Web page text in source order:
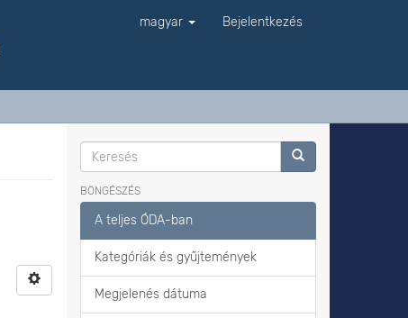
magyar Bejelentkezés
BÖNGÉSZÉS
A teljes ÓDA-ban
Kategóriák és gyűjtemények
Megjelenés dátuma